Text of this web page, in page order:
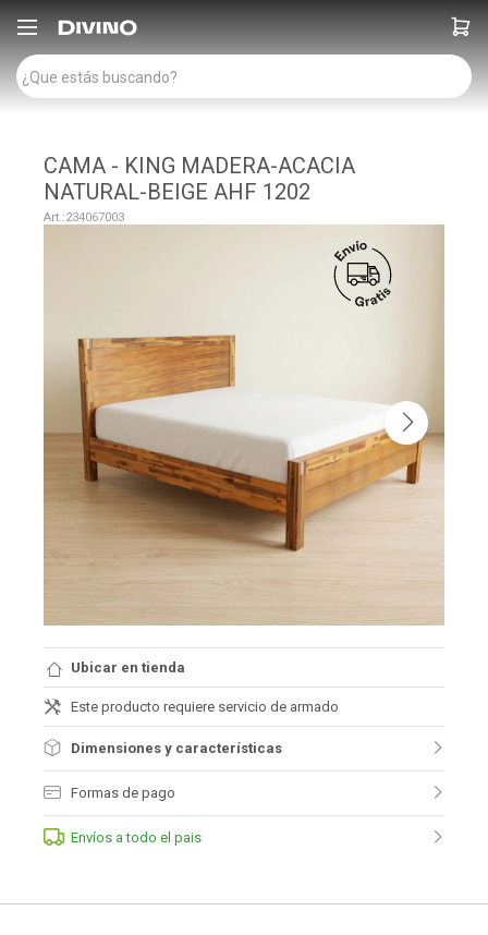

CAMA - KING MADERA-ACACIA
NATURAL-BEIGE AHF 1202
234067003
Ubicar en tienda
Este producto requiere servicio de armado
Dimensiones y características
Formas de pago
Envíos a todo el pais